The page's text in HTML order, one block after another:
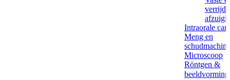
Intraorale
Meng en
Microscoop
Röntgen &
beeldvorming